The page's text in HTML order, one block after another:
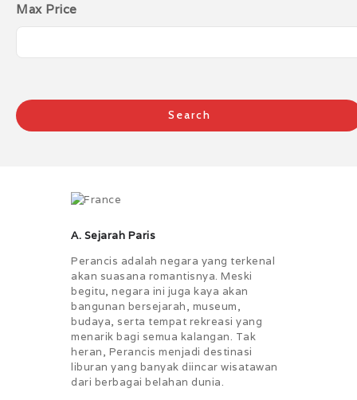
Max Price
A. Sejarah Paris
Perancis adalah negara yang terkenal
akan suasana romantisnya. Meski
begitu, negara ini juga kaya akan
bangunan bersejarah, museum,
budaya, serta tempat rekreasi yang
menarik bagi semua kalangan. Tak
heran, Perancis menjadi destinasi
liburan yang banyak diincar wisatawan
dari berbagai belahan dunia.